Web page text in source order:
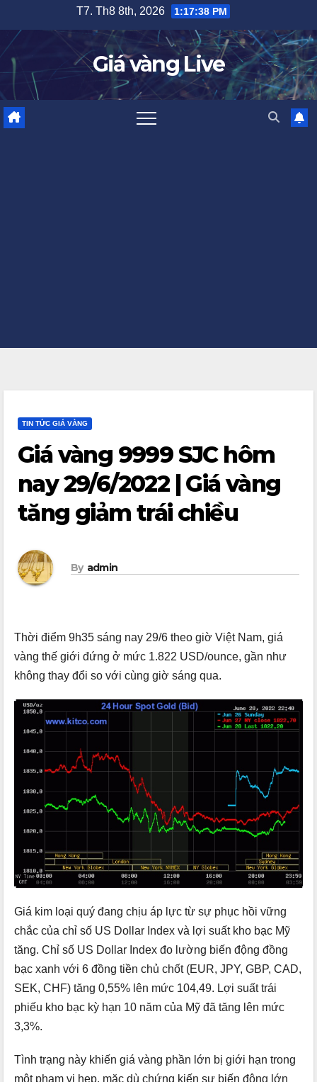
content
T7. Th8 8th, 2026 1:17:40 PM
Giá vàng Live
TIN TỨC GIÁ VÀNG
Giá vàng 9999 SJC hôm
nay 29/6/2022 | Giá vàng
tăng giảm trái chiều
By admin
Thời điểm 9h35 sáng nay 29/6 theo giờ Việt Nam, giá
vàng thế giới đứng ở mức 1.822 USD/ounce, gần như
không thay đổi so với cùng giờ sáng qua.
Giá kim loại quý đang chịu áp lực từ sự phục hồi vững
chắc của chỉ số US Dollar Index và lợi suất kho bạc Mỹ
tăng. Chỉ số US Dollar Index đo lường biến động đồng
bạc xanh với 6 đồng tiền chủ chốt (EUR, JPY, GBP, CAD,
SEK, CHF) tăng 0,55% lên mức 104,49. Lợi suất trái
phiếu kho bạc kỳ hạn 10 năm của Mỹ đã tăng lên mức
3,3%.
Tình trạng này khiến giá vàng phần lớn bị giới hạn trong
một phạm vi hẹp, mặc dù chứng kiến sự biến động lớn